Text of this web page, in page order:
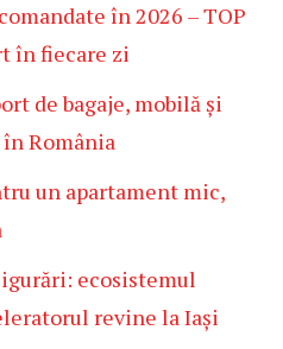
în 2026 – TOP
în fiecare zi
de bagaje, mobilă și
România
un apartament mic,
ecosistemul
revine la Iași